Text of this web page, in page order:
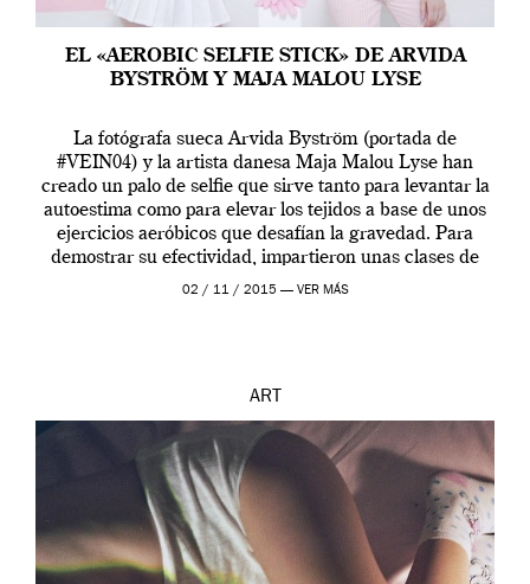
EL «AEROBIC SELFIE STICK» DE ARVIDA
BYSTRÖM Y MAJA MALOU LYSE
La fotógrafa sueca Arvida Byström (portada de
#VEIN04) y la artista danesa Maja Malou Lyse han
creado un palo de selfie que sirve tanto para levantar la
autoestima como para elevar los tejidos a base de unos
ejercicios aeróbicos que desafían la gravedad. Para
demostrar su efectividad, impartieron unas clases de
prueba en el Tate […]
02 / 11 / 2015 — VER MÁS
ART